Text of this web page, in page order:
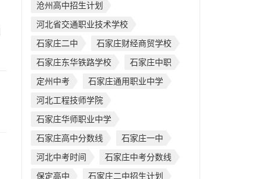
沧州高中招生计划
河北省交通职业技术学校
石家庄二中
石家庄财经商贸学校
石家庄东华铁路学校
石家庄中职
定州中考
石家庄通用职业中学
河北工程技师学院
石家庄华师职业中学
石家庄高中分数线
石家庄一中
河北中考时间
石家庄中考分数线
保定高中
石家庄二中招生计划